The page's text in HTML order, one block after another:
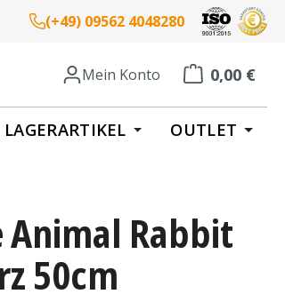
(+49) 09562 4048280
Mein Konto 0,00 €
Warenkorb
LAGERARTIKEL OUTLET
Rabbit
50cm